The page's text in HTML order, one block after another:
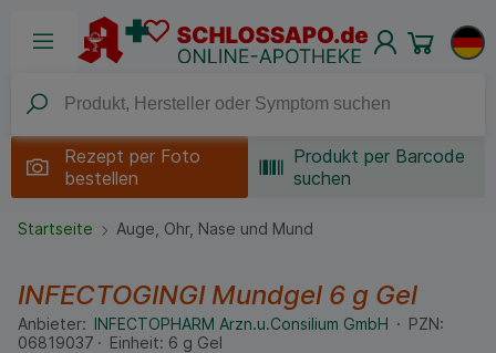
Rezept per Foto
bestellen
Produkt per Barcode
suchen
Startseite Auge, Ohr, Nase und Mund
INFECTOGINGI Mundgel 6 g Gel
Anbieter: INFECTOPHARM Arzn.u.Consilium GmbH
PZN:
06819037
Einheit: 6 g Gel